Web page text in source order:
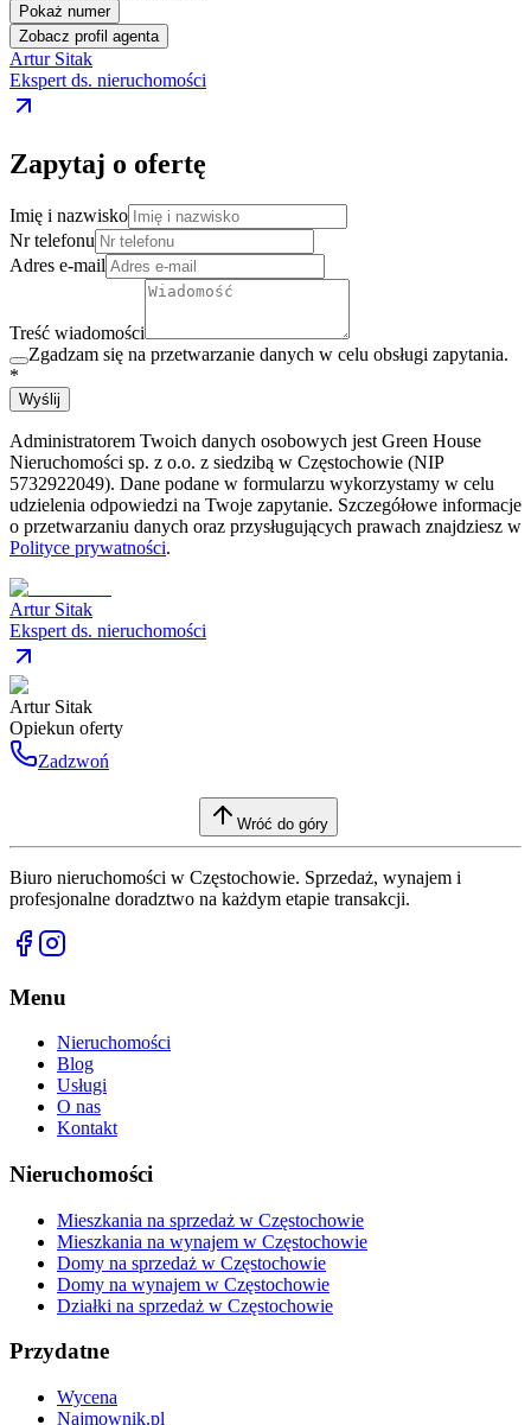
Pokaż numer
Zobacz profil agenta
Artur Sitak
Ekspert ds. nieruchomości
Zapytaj o ofertę
Imię i nazwisko
Nr telefonu
Adres e-mail
Treść wiadomości
Zgadzam się na przetwarzanie danych w celu obsługi zapytania.
*
Wyślij
Administratorem Twoich danych osobowych jest Green House
Nieruchomości sp. z o.o. z siedzibą w Częstochowie (NIP
5732922049). Dane podane w formularzu wykorzystamy w celu
udzielenia odpowiedzi na Twoje zapytanie. Szczegółowe informacje
o przetwarzaniu danych oraz przysługujących prawach znajdziesz w
Polityce prywatności.
Artur Sitak
Ekspert ds. nieruchomości
Artur Sitak
Opiekun oferty
Zadzwoń
Wróć do góry
Biuro nieruchomości w Częstochowie. Sprzedaż, wynajem i
profesjonalne doradztwo na każdym etapie transakcji.
Menu
Nieruchomości
Blog
Usługi
O nas
Kontakt
Nieruchomości
Mieszkania na sprzedaż w Częstochowie
Mieszkania na wynajem w Częstochowie
Domy na sprzedaż w Częstochowie
Domy na wynajem w Częstochowie
Działki na sprzedaż w Częstochowie
Przydatne
Wycena
Najmownik.pl